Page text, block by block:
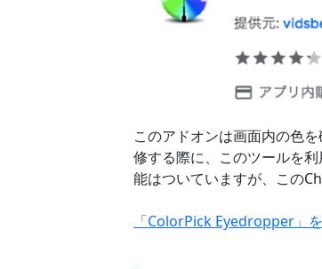
このアドオンは画面内の色
修する際に、このツールを
能はついていますが、この
「ColorPick Eyedropper」